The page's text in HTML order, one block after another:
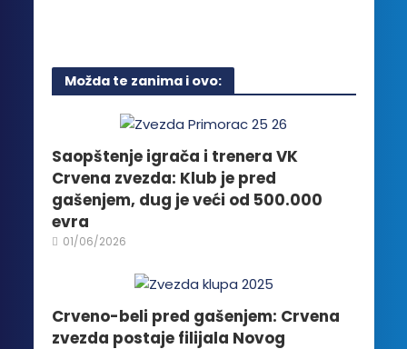
više
varijanti.
Opcije
mogu
biti
izabrane
na
stranici
proizvoda.
Možda te zanima i ovo:
Saopštenje igrača i trenera VK
Crvena zvezda: Klub je pred
gašenjem, dug je veći od 500.000
evra
01/06/2026
Crveno-beli pred gašenjem: Crvena
zvezda postaje filijala Novog